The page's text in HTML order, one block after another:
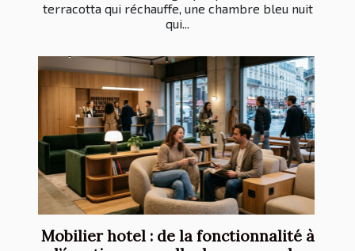
terracotta qui réchauffe, une chambre bleu nuit
qui...
Mobilier hotel : de la fonctionnalité à